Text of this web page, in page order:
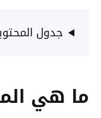
جدول
ما هي